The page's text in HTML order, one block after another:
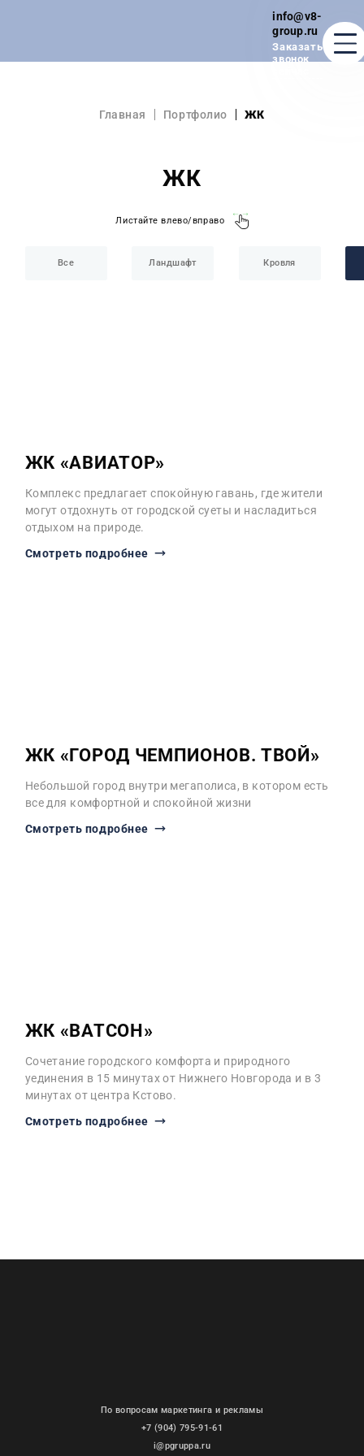
info@v8-
group.ru
Заказать
звонок
О КОМПАНИИ
Главная Портфолио ЖК
ЖК
Листайте влево/вправо
Все Ландшафт Кровля
ЖК «АВИАТОР»
Комплекс предлагает спокойную гавань, где жители
могут отдохнуть от городской суеты и насладиться
отдыхом на природе.
Смотреть подробнее
ЖК «ГОРОД ЧЕМПИОНОВ. ТВОЙ»
Небольшой город внутри мегаполиса, в котором есть
все для комфортной и спокойной жизни
Смотреть подробнее
ЖК «ВАТСОН»
Сочетание городского комфорта и природного
уединения в 15 минутах от Нижнего Новгорода и в 3
минутах от центра Кстово.
Смотреть подробнее
По вопросам маркетинга и рекламы
+7 (904) 795-91-61
i@pgruppa.ru